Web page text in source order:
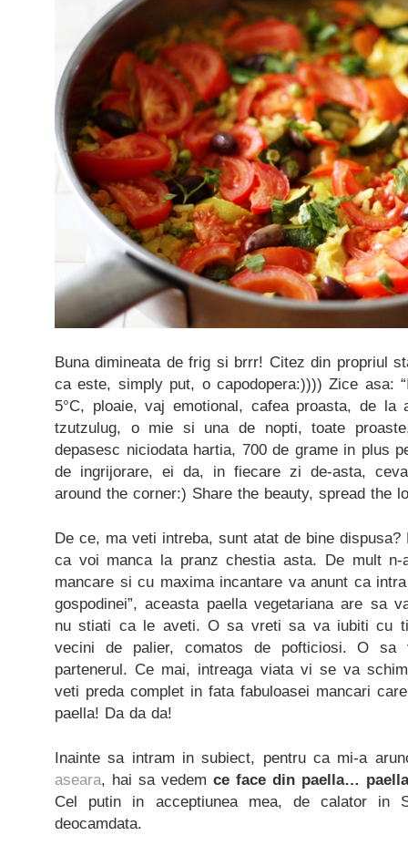
Buna dimineata de frig si brrr! Citez din propriul
ca este, simply put, o capodopera:)))) Zice asa:
5°C, ploaie, vaj emotional, cafea proasta, de la
tzutzulug, o mie si una de nopti, toate
depasesc niciodata hartia, 700 de grame in plus
de ingrijorare, ei da, in fiecare zi de-asta,
around the corner:) Share the beauty, spread the
De ce, ma veti intreba, sunt atat de bine
ca voi manca la pranz chestia asta. De mult n-
mancare si cu maxima incantare va anunt ca
gospodinei”, aceasta paella vegetariana are sa
nu stiati ca le aveti. O sa vreti sa va iubiti cu
vecini de palier, comatos de pofticiosi. O sa
partenerul. Ce mai, intreaga viata vi se va
veti preda complet in fata fabuloasei mancari
paella! Da da da!
Inainte sa intram in subiect, pentru ca mi-a
aseara, hai sa vedem ce face din paella… paella
Cel putin in acceptiunea mea, de calator in
deocamdata.